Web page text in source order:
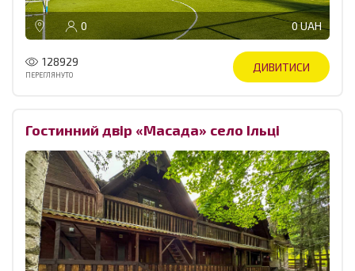
0 0 UAH
128929
ПЕРЕГЛЯНУТО
ДИВИТИСИ
Гостинний двір «Масада» село Ільці